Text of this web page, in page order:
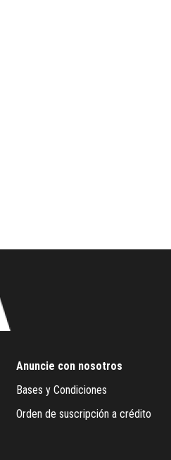
Anuncie con nosotros
Bases y Condiciones
Orden de suscripción a crédito